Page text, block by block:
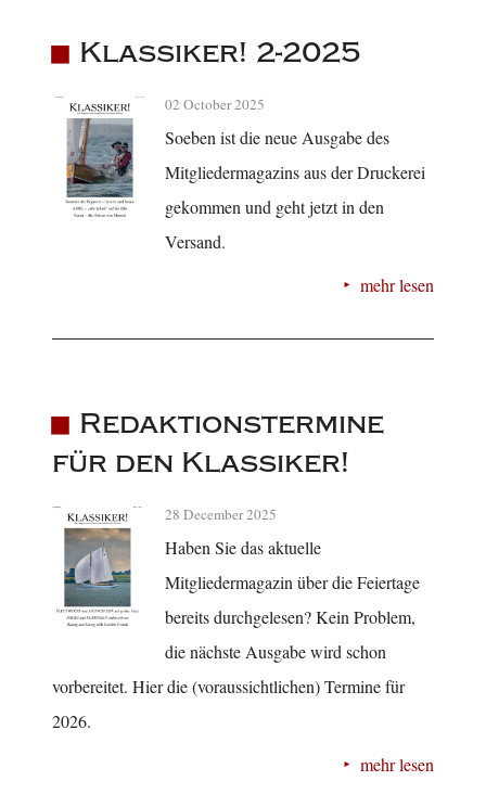
Klassiker! 2-2025
02 October 2025
Soeben ist die neue Ausgabe des
Mitgliedermagazins aus der Druckerei
gekommen und geht jetzt in den
Versand.
mehr lesen
Redaktionstermine
für den Klassiker!
28 December 2025
Haben Sie das aktuelle
Mitgliedermagazin über die Feiertage
bereits durchgelesen? Kein Problem,
die nächste Ausgabe wird schon
vorbereitet. Hier die (voraussichtlichen) Termine für
2026.
mehr lesen